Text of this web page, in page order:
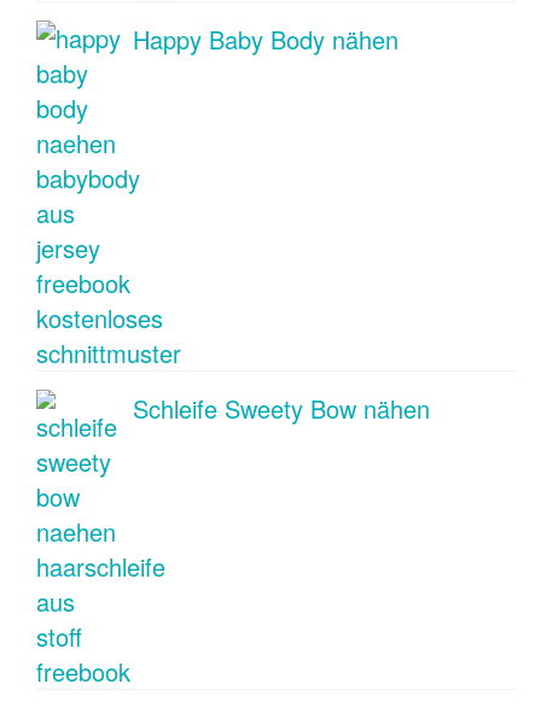
Happy Baby Body nähen
Schleife Sweety Bow nähen